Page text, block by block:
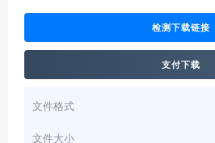
检测下载链接
支付下载
文件格式
文件大小